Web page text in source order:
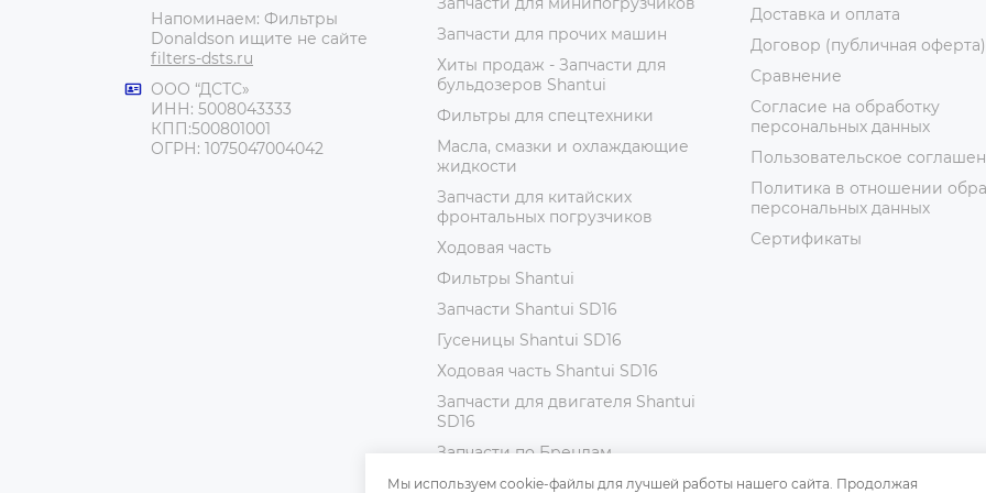
Напоминаем: Фильтры
Donaldson ищите не сайте
filters-dsts.ru
ООО “ДСТС»
ИНН: 5008043333
КПП:500801001
ОГРН: 1075047004042
Запчасти для прочих машин
Хиты продаж - Запчасти для
бульдозеров Shantui
Фильтры для спецтехники
Масла, смазки и охлаждающие
жидкости
Запчасти для китайских
фронтальных погрузчиков
Ходовая часть
Фильтры Shantui
Запчасти Shantui SD16
Гусеницы Shantui SD16
Ходовая часть Shantui SD16
Запчасти для двигателя Shantui
SD16
Запчасти по Брендам
Каталоги SHANTUI
Доставка и оплата
Договор (публичная оферта)
Сравнение
Согласие на обработку
персональных данных
Пользовательское
Политика в отношении
персональных данных
Сертификаты
Мы используем cookie-файлы для лучшей работы нашего сайта. Продолжая